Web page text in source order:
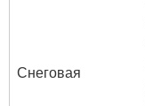
Снеговая